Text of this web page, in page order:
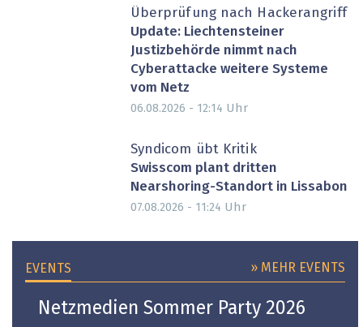
Überprüfung nach Hackerangriff
Update: Liechtensteiner
Justizbehörde nimmt nach
Cyberattacke weitere Systeme
vom Netz
06.08.2026 - 12:14 Uhr
Syndicom übt Kritik
Swisscom plant dritten
Nearshoring-Standort in Lissabon
07.08.2026 - 11:24 Uhr
EVENTS » MEHR EVENTS
Netzmedien Sommer Party 2026